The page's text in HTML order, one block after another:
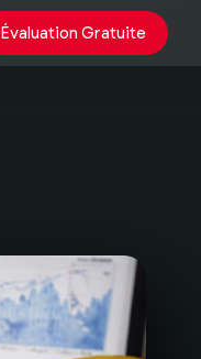
Évaluation Gratuite